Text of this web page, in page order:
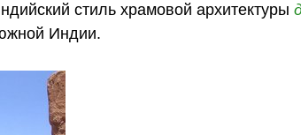
стиль храмовой архитектуры
Индии.